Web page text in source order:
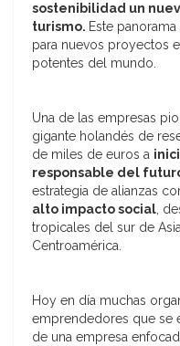
sostenibilidad un
turismo. Este
para nuevos proyectos
potentes del mundo.
Una de las empresas
gigante holandés de
de miles de euros a
responsable del
estrategia de alianzas
alto impacto social,
tropicales del sur de
Centroamérica.
Hoy en día muchas
emprendedores que se
de una empresa